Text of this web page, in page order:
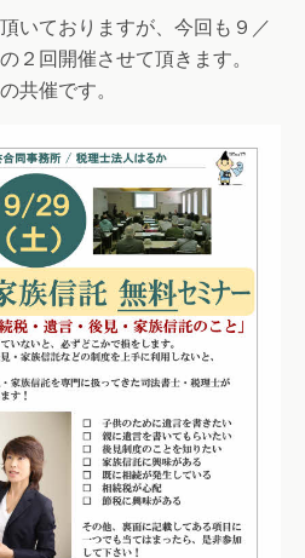
いておりますが、今回も９／
２回開催させて頂きます。
共催です。